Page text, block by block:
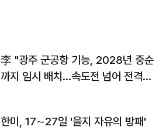
李 "광주 군공항 기능, 2028년 중순
까지 임시 배치…속도전 넘어 전격
한미, 17∼27일 '을지 자유의 방패'